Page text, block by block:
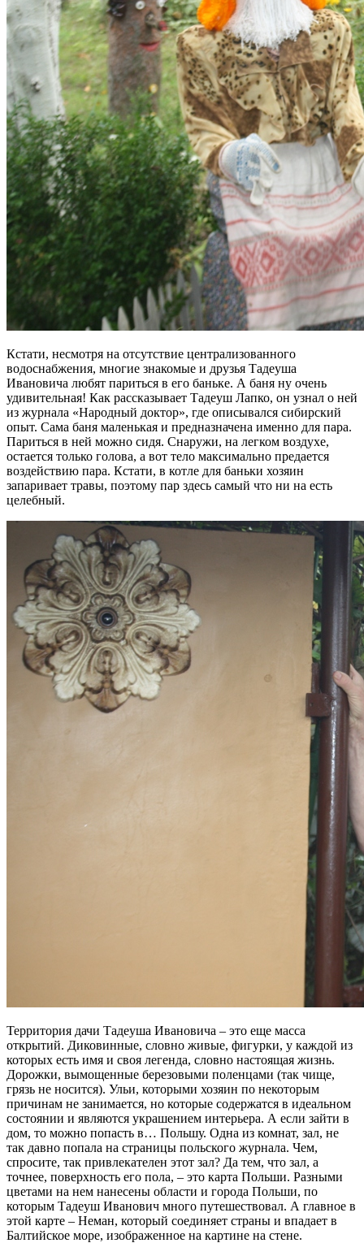
Кстати, несмотря на отсутствие централизованного
водоснабжения, многие знакомые и друзья Тадеуша
Ивановича любят париться в его баньке. А баня ну очень
удивительная! Как рассказывает Тадеуш Лапко, он узнал о ней
из журнала «Народный доктор», где описывался сибирский
опыт. Сама баня маленькая и предназначена именно для пара.
Париться в ней можно сидя. Снаружи, на легком воздухе,
остается только голова, а вот тело максимально предается
воздействию пара. Кстати, в котле для баньки хозяин
запаривает травы, поэтому пар здесь самый что ни на есть
целебный.
Территория дачи Тадеуша Ивановича – это еще масса
открытий. Диковинные, словно живые, фигурки, у каждой из
которых есть имя и своя легенда, словно настоящая жизнь.
Дорожки, вымощенные березовыми поленцами (так чище,
грязь не носится). Ульи, которыми хозяин по некоторым
причинам не занимается, но которые содержатся в идеальном
состоянии и являются украшением интерьера. А если зайти в
дом, то можно попасть в… Польшу. Одна из комнат, зал, не
так давно попала на страницы польского журнала. Чем,
спросите, так привлекателен этот зал? Да тем, что зал, а
точнее, поверхность его пола, – это карта Польши. Разными
цветами на нем нанесены области и города Польши, по
которым Тадеуш Иванович много путешествовал. А главное в
этой карте – Неман, который соединяет страны и впадает в
Балтийское море, изображенное на картине на стене.